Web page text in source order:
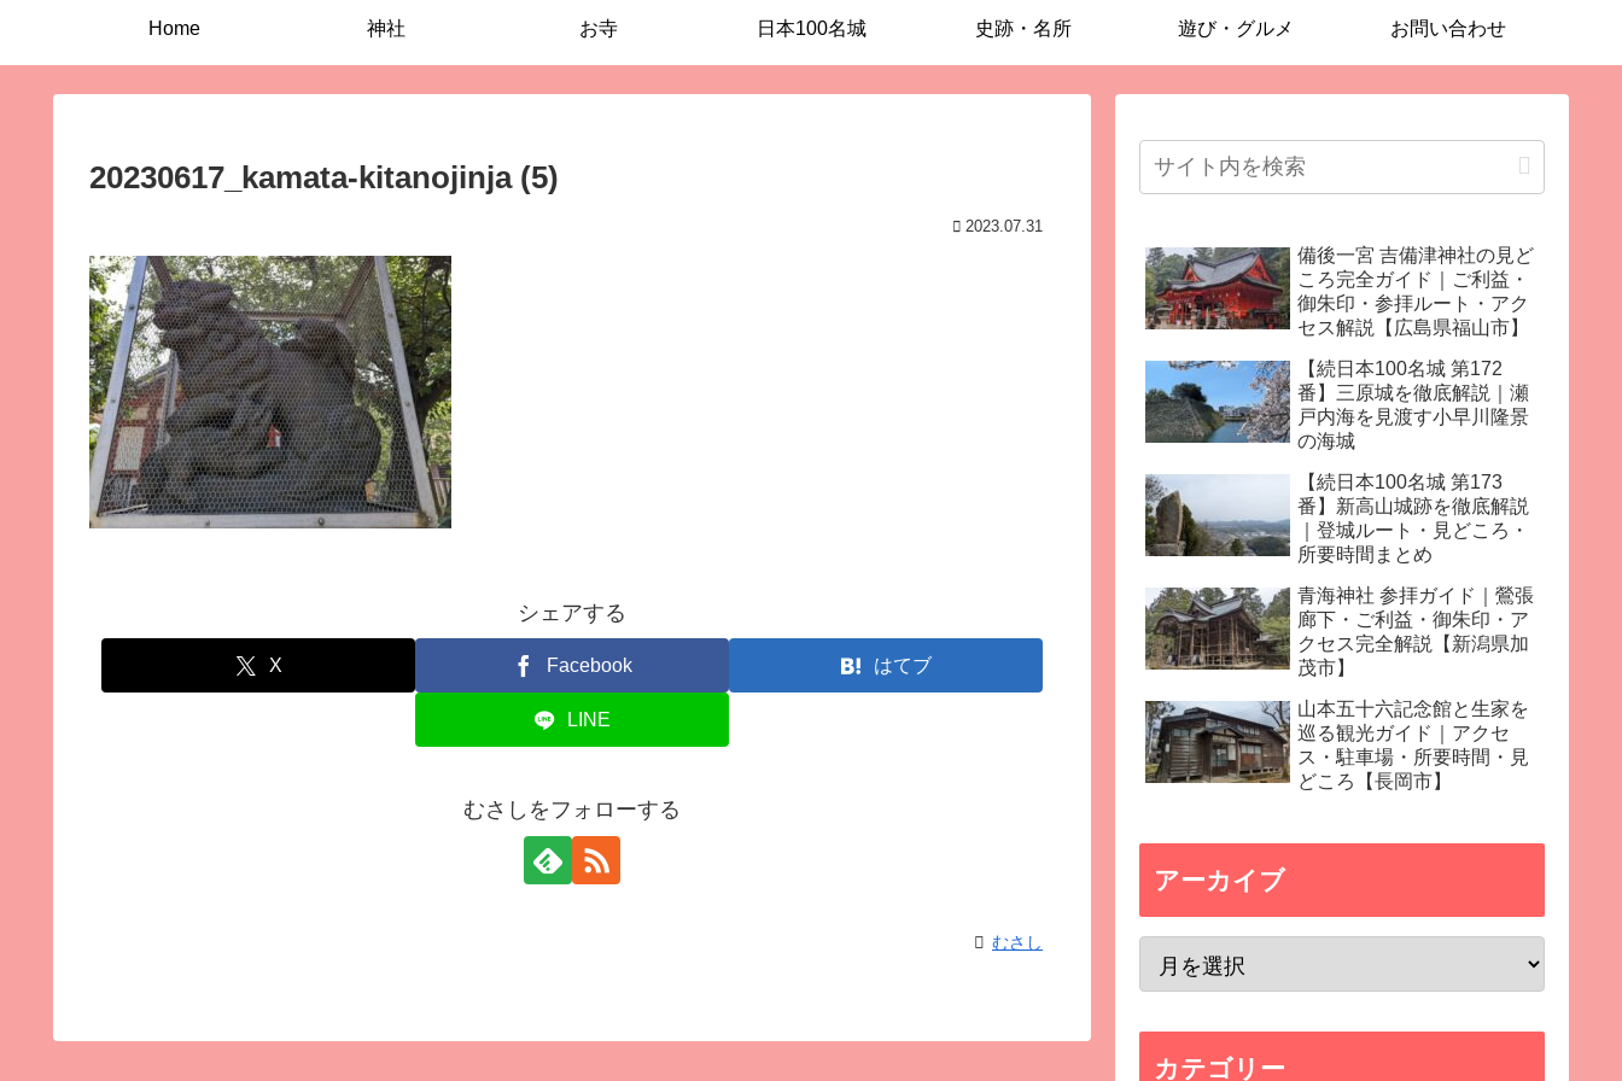
Home 神社 お寺 日本100名城 史跡・名所 遊び・グルメ お問い合わせ
20230617_kamata-kitanojinja (5)
2023.07.31
シェアする
X Facebook はてブ
LINE
むさしをフォローする
むさし
備後一宮 吉備津神社の見ど
ころ完全ガイド｜ご利益・
御朱印・参拝ルート・アク
セス解説【広島県福山市】
【続日本100名城 第172
番】三原城を徹底解説｜瀬
戸内海を見渡す小早川隆景
の海城
【続日本100名城 第173
番】新高山城跡を徹底解説
｜登城ルート・見どころ・
所要時間まとめ
青海神社 参拝ガイド｜鶯張
廊下・ご利益・御朱印・ア
クセス完全解説【新潟県加
茂市】
山本五十六記念館と生家を
巡る観光ガイド｜アクセ
ス・駐車場・所要時間・見
どころ【長岡市】
アーカイブ
カテゴリー